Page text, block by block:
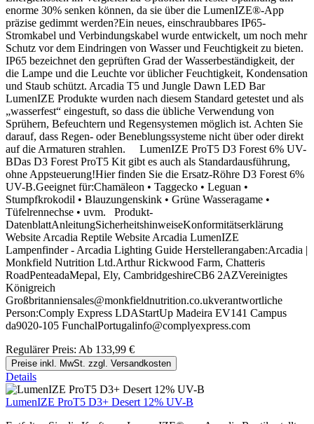
enorme 30% senken können, da sie über die LumenIZE®-App
präzise gedimmt werden?Ein neues, einschraubbares IP65-
Stromkabel und Verbindungskabel wurde entwickelt, um noch mehr
Schutz vor dem Eindringen von Wasser und Feuchtigkeit zu bieten.
IP65 bezeichnet den geprüften Grad der Wasserbeständigkeit, der
die Lampe und die Leuchte vor üblicher Feuchtigkeit, Kondensation
und Staub schützt. Arcadia T5 und Jungle Dawn LED Bar
LumenIZE Produkte wurden nach diesem Standard getestet und als
„wasserfest“ eingestuft, so dass die übliche Verwendung von
Sprühern, Befeuchtern und Regensystemen möglich ist. Achten Sie
darauf, dass Regen- oder Beneblungssysteme nicht über oder direkt
auf die Armaturen strahlen. LumenIZE ProT5 D3 Forest 6% UV-
BDas D3 Forest ProT5 Kit gibt es auch als Standardausführung,
ohne Appsteuerung!Hier finden Sie die Ersatz-Röhre D3 Forest 6%
UV-B.Geeignet für:Chamäleon • Taggecko • Leguan •
Stumpfkrokodil • Blauzungenskink • Grüne Wasseragame •
Tüfelrennechse • uvm. Produkt-
DatenblattAnleitungSicherheitshinweiseKonformitätserklärung
Website Arcadia Reptile Website Arcadia LumenIZE
Lampenfinder - Arcadia Lighting Guide Herstellerangaben:Arcadia |
Monkfield Nutrition Ltd.Arthur Rickwood Farm, Chatteris
RoadPenteadaMepal, Ely, CambridgeshireCB6 2AZVereinigtes
Königreich
Großbritanniensales@monkfieldnutrition.co.ukverantwortliche
Person:Comply Express LDAStartUp Madeira EV141 Campus
da9020-105 FunchalPortugalinfo@complyexpress.com
Regulärer Preis: Ab 133,99 €
Preise inkl. MwSt. zzgl. Versandkosten
Details
LumenIZE ProT5 D3+ Desert 12% UV-B